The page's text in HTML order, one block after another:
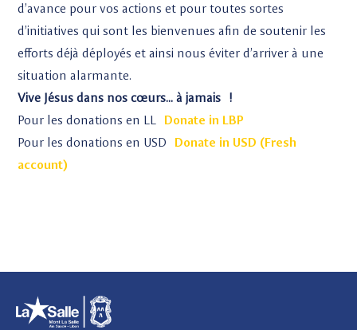
d’avance pour vos actions et pour toutes sortes
d’initiatives qui sont les bienvenues afin de soutenir les
efforts déjà déployés et ainsi nous éviter d’arriver à une
situation alarmante.
Vive Jésus dans nos cœurs… à jamais !
Pour les donations en LL Donate in LBP
Pour les donations en USD Donate in USD (Fresh
account)